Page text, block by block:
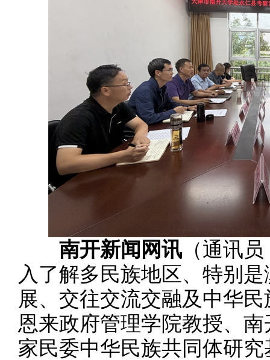
南开新闻网讯 （通讯
入了解多民族地区、特别
展、交往交流交融及中华
恩来政府管理学院教授、
家民委中华民族共同体研